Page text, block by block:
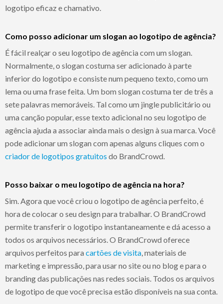
logotipo eficaz e chamativo.
Como posso adicionar um slogan ao logotipo de agência?
É fácil realçar o seu logotipo de agência com um slogan.
Normalmente, o slogan costuma ser adicionado à parte
inferior do logotipo e consiste num pequeno texto, como um
lema ou uma frase feita. Um bom slogan costuma ter de três a
sete palavras memoráveis. Tal como um jingle publicitário ou
uma canção popular, esse texto adicional no seu logotipo de
agência ajuda a associar ainda mais o design à sua marca. Você
pode adicionar um slogan com apenas alguns cliques com o
criador de logotipos gratuitos do BrandCrowd.
Posso baixar o meu logotipo de agência na hora?
Sim. Agora que você criou o logotipo de agência perfeito, é
hora de colocar o seu design para trabalhar. O BrandCrowd
permite transferir o logotipo instantaneamente e dá acesso a
todos os arquivos necessários. O BrandCrowd oferece
arquivos perfeitos para cartões de visita , materiais de
marketing e impressão, para usar no site ou no blog e para o
branding das publicações nas redes sociais. Todos os arquivos
de logotipo de que você precisa estão disponíveis na sua conta.